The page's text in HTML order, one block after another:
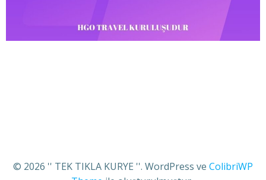
© 2026 '' TEK TIKLA KURYE ''. WordPress ve ColibriWP